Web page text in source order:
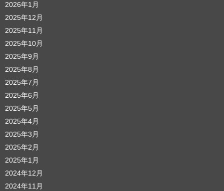
2026年1月
2025年12月
2025年11月
2025年10月
2025年9月
2025年8月
2025年7月
2025年6月
2025年5月
2025年4月
2025年3月
2025年2月
2025年1月
2024年12月
2024年11月